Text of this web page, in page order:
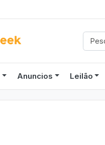
Anuncios Leilão